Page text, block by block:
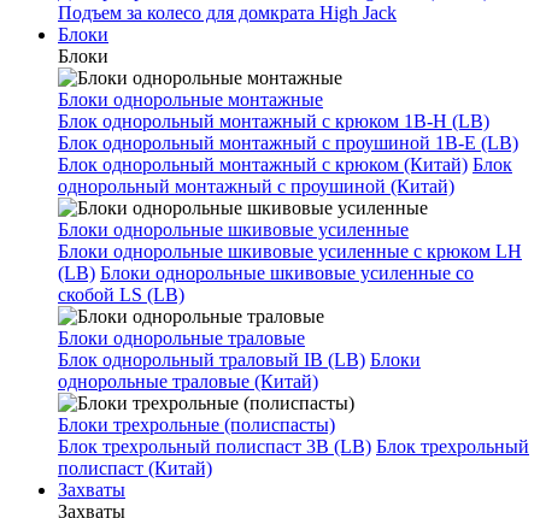
Подъем за колесо для домкрата High Jack
Блоки
Блоки
Блоки однорольные монтажные
Блок однорольный монтажный с крюком 1B-H (LB)
Блок однорольный монтажный с проушиной 1B-E (LB)
Блок однорольный монтажный с крюком (Китай) Блок
однорольный монтажный с проушиной (Китай)
Блоки однорольные шкивовые усиленные
Блоки однорольные шкивовые усиленные с крюком LH
(LB) Блоки однорольные шкивовые усиленные со
скобой LS (LB)
Блоки однорольные траловые
Блок однорольный траловый IB (LB) Блоки
однорольные траловые (Китай)
Блоки трехрольные (полиспасты)
Блок трехрольный полиспаст 3B (LB) Блок трехрольный
полиспаст (Китай)
Захваты
Захваты